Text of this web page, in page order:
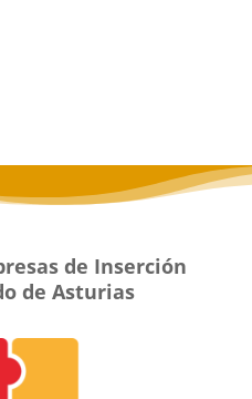
de Inserción
de Asturias